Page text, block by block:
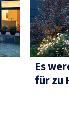
Es
für zu